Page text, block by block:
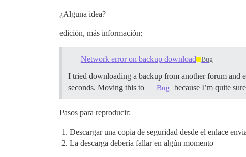
¿Alguna idea?
edición, más información:
Network error on backup download Bug
I tried downloading a backup from another forum and
seconds. Moving this to
Bug because I’m quite
Pasos para reproducir:
Descargar una copia de seguridad desde el enlace
La descarga debería fallar en algún momento